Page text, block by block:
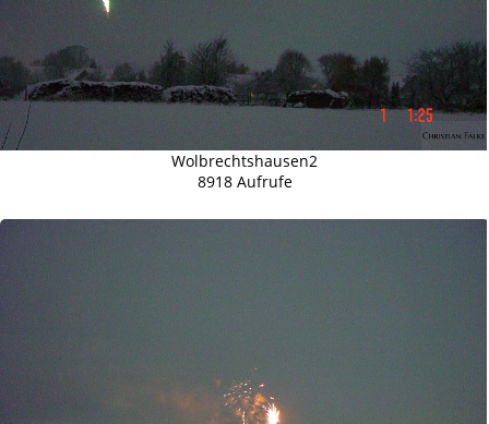
Wolbrechtshausen2
8918 Aufrufe